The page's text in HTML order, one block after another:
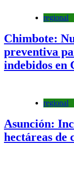
regional
Chimbote:
preventiva
indebidos en
regional
Asunción:
hectáreas de